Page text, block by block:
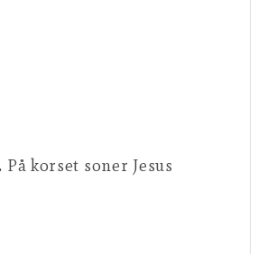
korset soner Jesus